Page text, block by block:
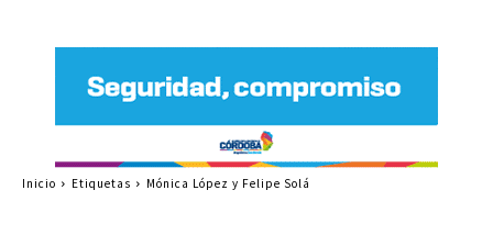
Inicio Etiquetas Mónica López y Felipe Solá